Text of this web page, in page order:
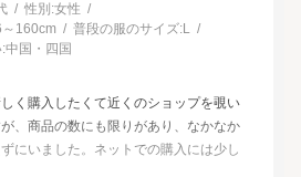
性別:女性
160cm 普段の服のサイズ:L
:中国・四国
く購入したくて近くのショップを覗い
、商品の数にも限りがあり、なかなか
にいました。ネットでの購入には少し